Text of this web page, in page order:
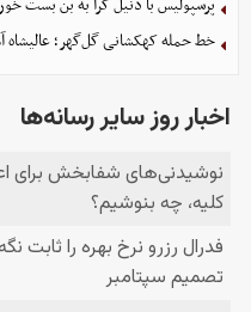
خط حمله کهکشانی گل‌گهر؛ عالیشاه